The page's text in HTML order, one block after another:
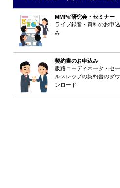
MMP®研究会・セミナー
ライブ録音・資料のお申込
み
契約書のお申込み
販路コーディネータ・セー
ルスレップの契約書のダウ
ンロード